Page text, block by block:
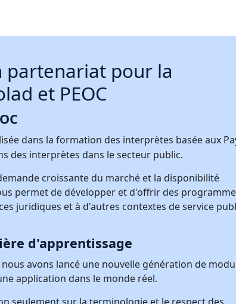
partenariat pour la
et PEOC
dans la formation des interprètes basée aux
des interprètes dans le secteur public.
croissante du marché et la disponibilité
permet de développer et d'offrir des
juridiques et à d'autres contextes de service
d'apprentissage
avons lancé une nouvelle génération de
application dans le monde réel.